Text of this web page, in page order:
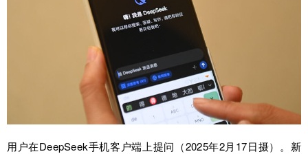
用户在DeepSeek手机客户端上提问（2025年2月17日摄）。新